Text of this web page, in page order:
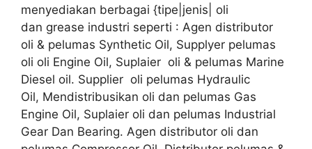
menyediakan berbagai {tipe|jenis| oli
dan grease industri seperti : Agen distributor
oli & pelumas Synthetic Oil, Supplyer pelumas
oli oli Engine Oil, Suplaier oli & pelumas Marine
Diesel oil. Supplier oli pelumas Hydraulic
Oil, Mendistribusikan oli dan pelumas Gas
Engine Oil, Suplaier oli dan pelumas Industrial
Gear Dan Bearing. Agen distributor oli dan